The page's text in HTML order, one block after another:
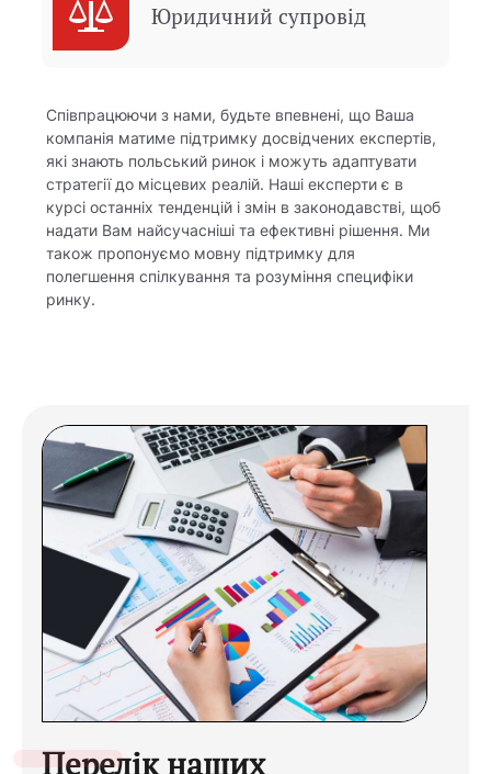
Юридичний супровід
Співпрацюючи з нами, будьте впевнені, що Ваша
компанія матиме підтримку досвідчених експертів,
які знають польський ринок і можуть адаптувати
стратегії до місцевих реалій. Наші експерти є в
курсі останніх тенденцій і змін в законодавстві, щоб
надати Вам найсучасніші та ефективні рішення. Ми
також пропонуємо мовну підтримку для
полегшення спілкування та розуміння специфіки
ринку.
Перелік наших